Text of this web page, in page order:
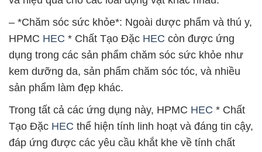
– *Chăm sóc sức khỏe*: Ngoài dược phẩm và thú y,
HPMC HEC * Chất Tạo Đặc HEC còn được ứng
dụng trong các sản phẩm chăm sóc sức khỏe như
kem dưỡng da, sản phẩm chăm sóc tóc, và nhiều
sản phẩm làm đẹp khác.
Trong tất cả các ứng dụng này, HPMC HEC * Chất
Tạo Đặc HEC thể hiện tính linh hoạt và đáng tin cậy,
đáp ứng được các yêu cầu khắt khe về tính chất